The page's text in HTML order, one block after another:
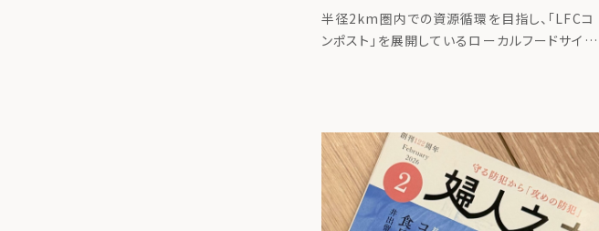
た取組に関する連携協定」を締
結
半径2km圏内での資源循環を目指し、「LFCコ
ンポスト」を展開しているローカルフードサイク
[…]